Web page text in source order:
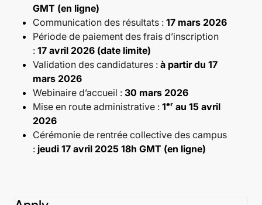
GMT (en ligne)
Communication des résultats : 17 mars 2026
Période de paiement des frais d’inscription
: 17 avril 2026 (date limite)
Validation des candidatures : à partir du 17
mars 2026
Webinaire d’accueil : 30 mars 2026
Mise en route administrative : 1ᵉʳ au 15 avril
2026
Cérémonie de rentrée collective des campus
: jeudi 17 avril 2025 18h GMT (en ligne)